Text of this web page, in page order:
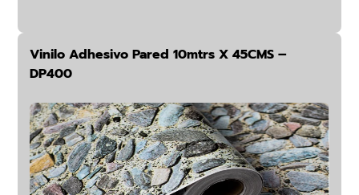
Vinilo Adhesivo Pared 10mtrs X 45CMS –
DP400